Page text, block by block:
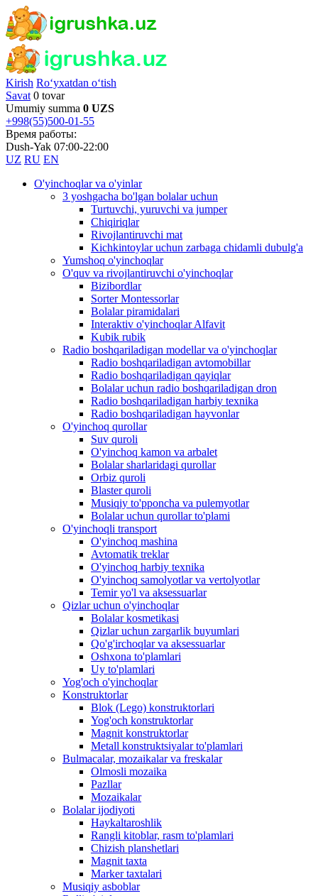
Kirish Ro‘yxatdan o‘tish
Savat 0 tovar
Umumiy summa 0 UZS
+998(55)500-01-55
Время работы:
Dush-Yak 07:00-22:00
UZ RU EN
O'yinchoqlar va o'yinlar
3 yoshgacha bo'lgan bolalar uchun
Turtuvchi, yuruvchi va jumper
Chiqiriqlar
Rivojlantiruvchi mat
Kichkintoylar uchun zarbaga chidamli dubulg'a
Yumshoq o'yinchoqlar
O'quv va rivojlantiruvchi o'yinchoqlar
Bizibordlar
Sorter Montessorlar
Bolalar piramidalari
Interaktiv o'yinchoqlar Alfavit
Kubik rubik
Radio boshqariladigan modellar va o'yinchoqlar
Radio boshqariladigan avtomobillar
Radio boshqariladigan qayiqlar
Bolalar uchun radio boshqariladigan dron
Radio boshqariladigan harbiy texnika
Radio boshqariladigan hayvonlar
O'yinchoq qurollar
Suv quroli
O'yinchoq kamon va arbalet
Bolalar sharlaridagi qurollar
Orbiz quroli
Blaster quroli
Musiqiy to'pponcha va pulemyotlar
Bolalar uchun qurollar to'plami
O'yinchoqli transport
O'yinchoq mashina
Avtomatik treklar
O'yinchoq harbiy texnika
O'yinchoq samolyotlar va vertolyotlar
Temir yo'l va aksessuarlar
Qizlar uchun o'yinchoqlar
Bolalar kosmetikasi
Qizlar uchun zargarlik buyumlari
Qo'g'irchoqlar va aksessuarlar
Oshxona to'plamlari
Uy to'plamlari
Yog'och o'yinchoqlar
Konstruktorlar
Blok (Lego) konstruktorlari
Yog'och konstruktorlar
Magnit konstruktorlar
Metall konstruktsiyalar to'plamlari
Bulmacalar, mozaikalar va freskalar
Olmosli mozaika
Pazllar
Mozaikalar
Bolalar ijodiyoti
Haykaltaroshlik
Rangli kitoblar, rasm to'plamlari
Chizish planshetlari
Magnit taxta
Marker taxtalari
Musiqiy asboblar